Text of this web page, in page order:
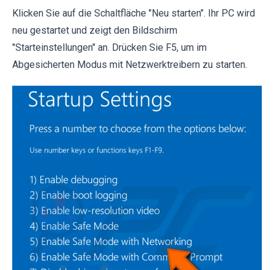
Klicken Sie auf die Schaltfläche "Neu starten". Ihr PC wird
neu gestartet und zeigt den Bildschirm
"Starteinstellungen" an. Drücken Sie F5, um im
Abgesicherten Modus mit Netzwerktreibern zu starten.